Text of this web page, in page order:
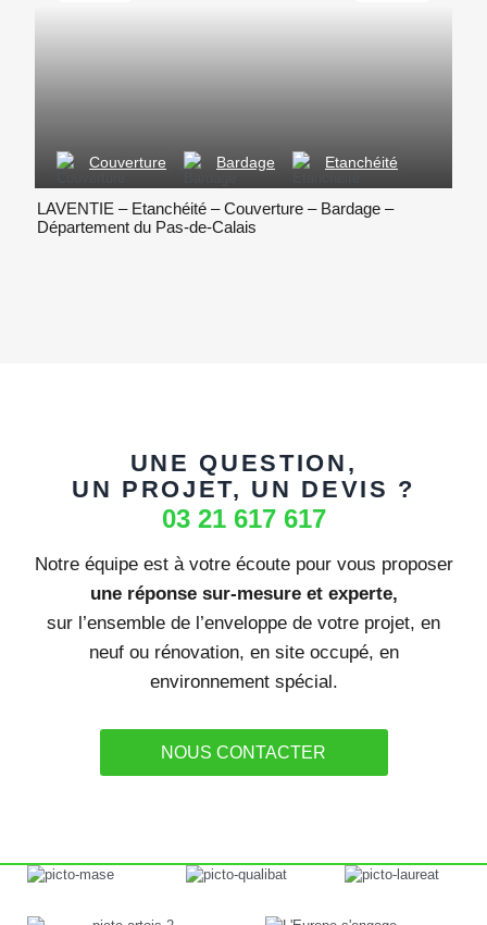
Couverture Bardage Etanchéité
LAVENTIE – Etanchéité – Couverture – Bardage –
Département du Pas-de-Calais
UNE QUESTION,
UN PROJET, UN DEVIS ?
03 21 617 617
Notre équipe est à votre écoute pour vous proposer
une réponse sur-mesure et experte,
sur l’ensemble de l’enveloppe de votre projet, en
neuf ou rénovation, en site occupé, en
environnement spécial.
NOUS CONTACTER